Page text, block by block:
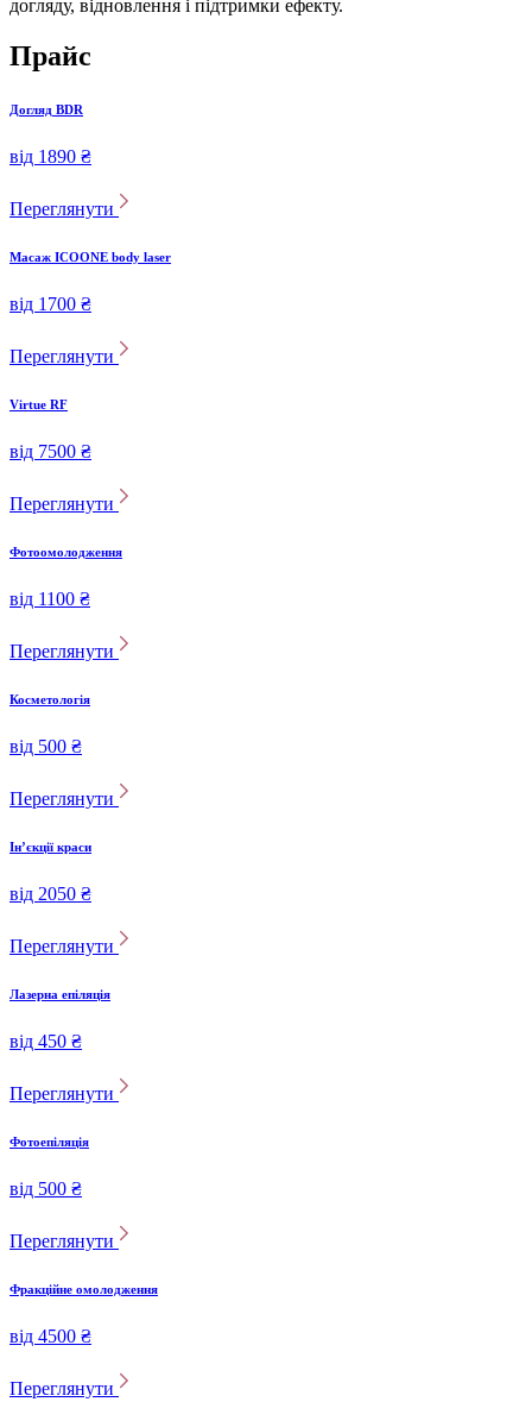
догляду, відновлення і підтримки ефекту.
Прайс
Догляд BDR
від 1890 ₴
Переглянути
Масаж ICOONE body laser
від 1700 ₴
Переглянути
Virtue RF
від 7500 ₴
Переглянути
Фотоомолодження
від 1100 ₴
Переглянути
Косметологія
від 500 ₴
Переглянути
Інʼєкції краси
від 2050 ₴
Переглянути
Лазерна епіляція
від 450 ₴
Переглянути
Фотоепіляція
від 500 ₴
Переглянути
Фракційне омолодження
від 4500 ₴
Переглянути